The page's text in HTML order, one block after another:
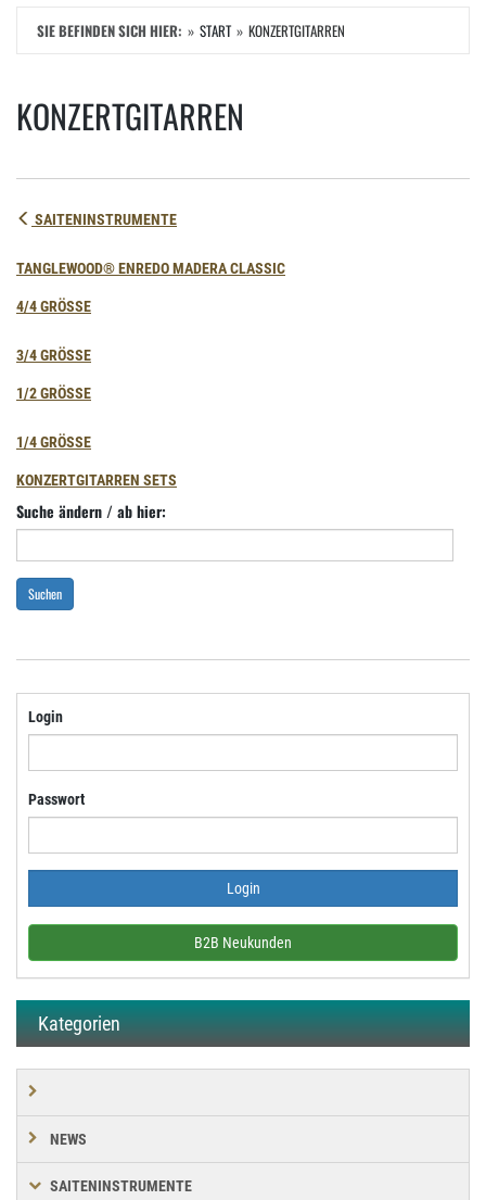
SIE BEFINDEN SICH HIER: START KONZERTGITARREN
KONZERTGITARREN
SAITENINSTRUMENTE
TANGLEWOOD® ENREDO MADERA CLASSIC
4/4 GRÖSSE
3/4 GRÖSSE
1/2 GRÖSSE
1/4 GRÖSSE
KONZERTGITARREN SETS
Suche ändern / ab hier:
Suchen
Login
Passwort
B2B Neukunden
Kategorien
NEWS
SAITENINSTRUMENTE